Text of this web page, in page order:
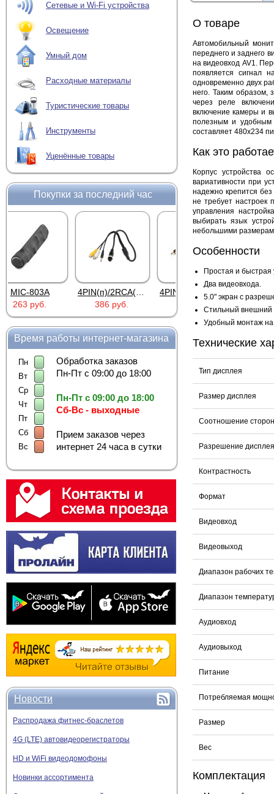
Сетевые и Wi-Fi устройства
Освещение
Умный дом
Расходные материалы
Туристические товары
Инструменты
Уценённые товары
Покупки за последний час
4PIN(п)/2RCA(м)+DJK-11(п)
386 руб.
4PIN(п)/2RCA(п)+DJK-11(п)
386 руб.
Время работы интернет-магазина
Пн
Вт
Ср
Чт
Пт
Сб
Вс
Обработка заказов
Пн-Пт с 09:00 до 18:00
Пн-Пт с 09:00 до 18:00
Сб-Вс - выходные
Прием заказов через
интернет 24 часа в сутки
Новости
Распродажа фитнес-браслетов
4G (LTE) автовидеорегистраторы
HD и WiFi видеодомофоны
Новинки ассортимента
О товаре
Автомобильный
переднего и заднего
на видеовход AV1.
появляется сигнал
одновременно двух
него. Таким образом,
через реле
включение камеры и
полезным и удобным
составляет 480x234
Как это
Корпус устройства
вариативности при
надежно крепится
не требует настроек
управления
выбирать язык
небольшими
Особенности
Простая и быстрая
Два видеовхода.
5.0" экран с
Стильный внешний
Удобный монтаж на
Технические
Тип дисплея
Размер дисплея
Соотношение сторон
Разрешение дисплея
Контрастность
Формат
Видеовход
Видеовыход
Диапазон рабочих
Диапазон
Аудиовход
Аудиовыход
Питание
Потребляемая
Размер
Вес
Комплектация